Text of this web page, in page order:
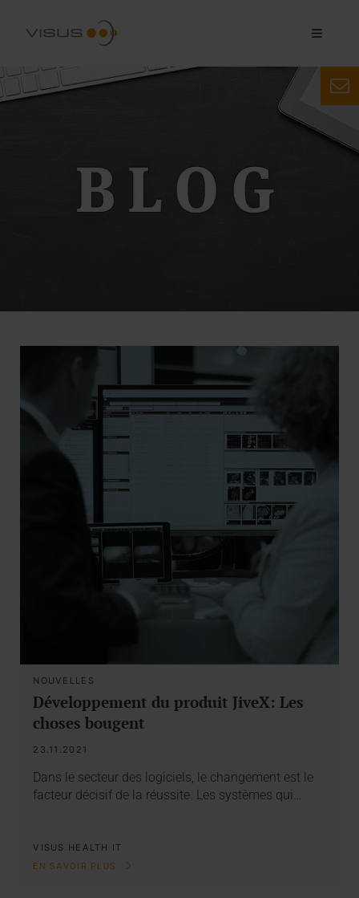
NOUVELLES
Développement du produit JiveX: Les
choses bougent
23.11.2021
Dans le secteur des logiciels, le changement est le
facteur décisif de la réussite. Les systèmes qui…
VISUS HEALTH IT
EN SAVOIR PLUS